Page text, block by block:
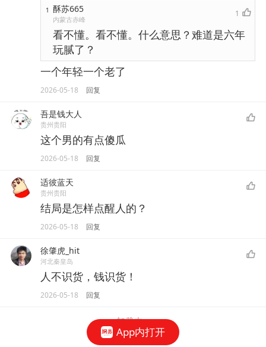
1 酥苏665
内蒙古赤峰
1
看不懂。看不懂。什么意思？难道是六年
玩腻了？
一个年轻一个老了
2026-05-18 回复
吾是钱大人
贵州贵阳
这个男的有点傻瓜
2026-05-18 回复
适彼蓝天
贵州贵阳
结局是怎样点醒人的？
2026-05-18 回复
徐肇虎_hit
河北秦皇岛
人不识货，钱识货！
2026-05-18 回复
加载中...
App内打开